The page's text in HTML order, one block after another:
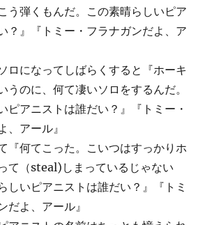
う弾くもんだ。この素晴らしいピア
？』『トミー・フラナガンだよ、ア
ロになってしばらくすると『ホーキ
うのに、何て凄いソロをするんだ。
ピアニストは誰だい？』『トミー・
、アール』
『何てこった。こいつはすっかりホ
て（steal)しまっているじゃない
しいピアニストは誰だい？』『トミ
だよ、アール』